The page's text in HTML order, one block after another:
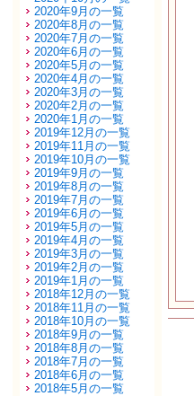
2020年9月の一覧
2020年8月の一覧
2020年7月の一覧
2020年6月の一覧
2020年5月の一覧
2020年4月の一覧
2020年3月の一覧
2020年2月の一覧
2020年1月の一覧
2019年12月の一覧
2019年11月の一覧
2019年10月の一覧
2019年9月の一覧
2019年8月の一覧
2019年7月の一覧
2019年6月の一覧
2019年5月の一覧
2019年4月の一覧
2019年3月の一覧
2019年2月の一覧
2019年1月の一覧
2018年12月の一覧
2018年11月の一覧
2018年10月の一覧
2018年9月の一覧
2018年8月の一覧
2018年7月の一覧
2018年6月の一覧
2018年5月の一覧